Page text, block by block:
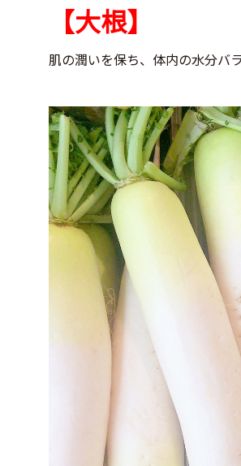
【大根】
肌の潤いを保ち、体内の水分バ